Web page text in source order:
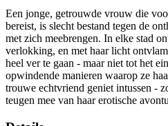
Een jonge, getrouwde vrouw die
bereist, is slecht bestand tegen de
met zich meebrengen. In elke stad
verlokking, en met haar licht
heel ver te gaan - maar niet tot het
opwindende manieren waarop ze
trouwe echtvriend geniet intussen -
teugen mee van haar erotische